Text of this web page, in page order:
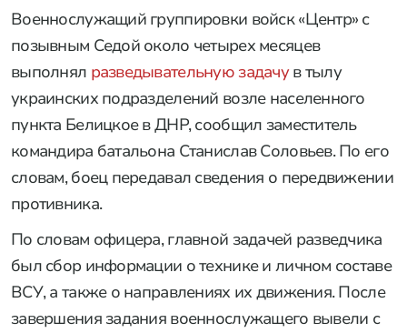
Военнослужащий группировки войск «Центр» с
позывным Седой около четырех месяцев
выполнял разведывательную задачув тылу
украинских подразделений возле населенного
пункта Белицкое в ДНР, сообщил заместитель
командира батальона Станислав Соловьев. По его
словам, боец передавал сведения о передвижении
противника.
По словам офицера, главной задачей разведчика
был сбор информации о технике и личном составе
ВСУ, а также о направлениях их движения. После
завершения задания военнослужащего вывели с